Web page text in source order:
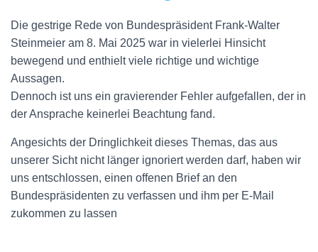
Die gestrige Rede von Bundespräsident Frank-Walter
Steinmeier am 8. Mai 2025 war in vielerlei Hinsicht
bewegend und enthielt viele richtige und wichtige
Aussagen.
Dennoch ist uns ein gravierender Fehler aufgefallen, der in
der Ansprache keinerlei Beachtung fand.
Angesichts der Dringlichkeit dieses Themas, das aus
unserer Sicht nicht länger ignoriert werden darf, haben wir
uns entschlossen, einen offenen Brief an den
Bundespräsidenten zu verfassen und ihm per E-Mail
zukommen zu lassen